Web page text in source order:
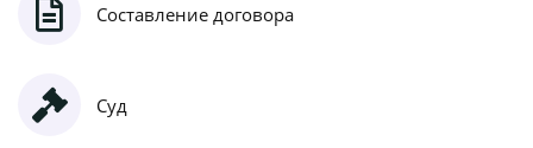
Составление договора
Суд